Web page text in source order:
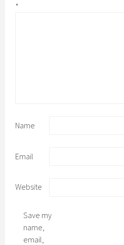
*
Name
Email
Website
Save my
name,
email,